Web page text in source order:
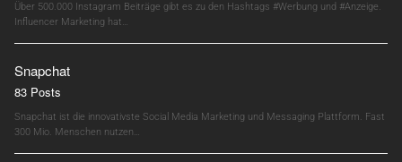
Über 500.000 Instagram Beiträge gibt es zu den Hashtags #Werbung und #Anzeige.
Influencer Marketing hat…
Snapchat
83 Posts
Snapchat ist die innovativste Social Media Marketing und Messaging Plattform. Fast
300 Mio. Menschen nutzen…